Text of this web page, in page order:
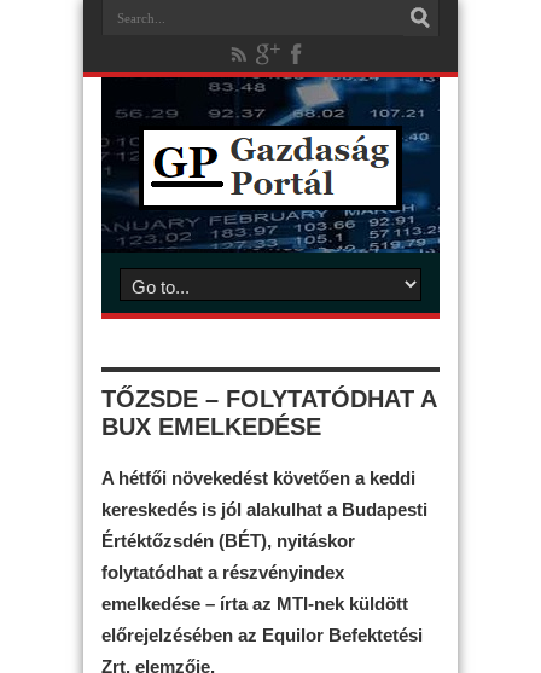
TŐZSDE – FOLYTATÓDHAT A
BUX EMELKEDÉSE
A hétfői növekedést követően a keddi
kereskedés is jól alakulhat a Budapesti
Értéktőzsdén (BÉT), nyitáskor
folytatódhat a részvényindex
emelkedése – írta az MTI-nek küldött
előrejelzésében az Equilor Befektetési
Zrt. elemzője.